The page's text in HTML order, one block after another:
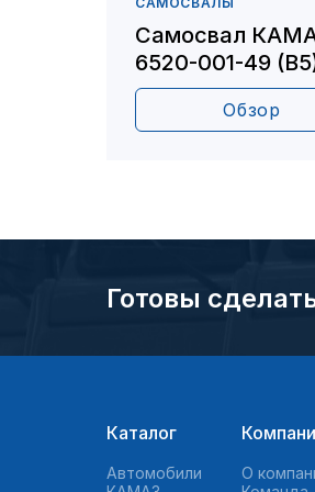
Самосвал
6520-001-49
Обзор
Готовы
Каталог
Автомобили
О